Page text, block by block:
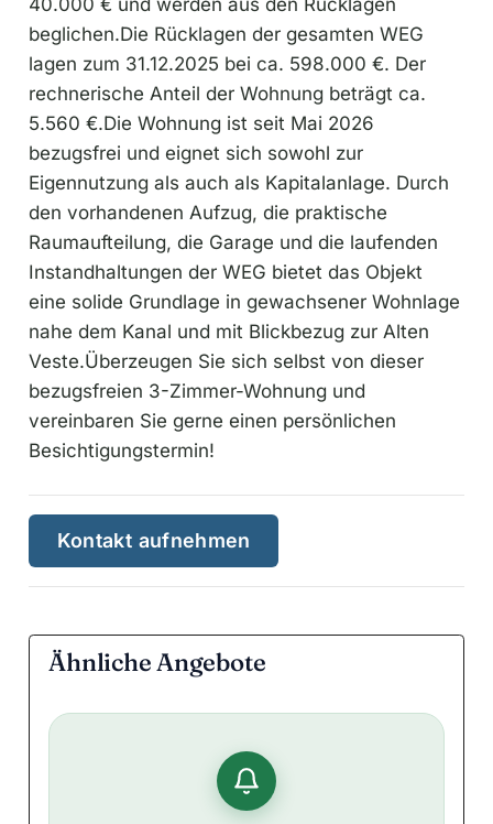
40.000 € und werden aus den Rücklagen
beglichen.Die Rücklagen der gesamten WEG
lagen zum 31.12.2025 bei ca. 598.000 €. Der
rechnerische Anteil der Wohnung beträgt ca.
5.560 €.Die Wohnung ist seit Mai 2026
bezugsfrei und eignet sich sowohl zur
Eigennutzung als auch als Kapitalanlage. Durch
den vorhandenen Aufzug, die praktische
Raumaufteilung, die Garage und die laufenden
Instandhaltungen der WEG bietet das Objekt
eine solide Grundlage in gewachsener Wohnlage
nahe dem Kanal und mit Blickbezug zur Alten
Veste.Überzeugen Sie sich selbst von dieser
bezugsfreien 3-Zimmer-Wohnung und
vereinbaren Sie gerne einen persönlichen
Besichtigungstermin!
Kontakt aufnehmen
Ähnliche Angebote